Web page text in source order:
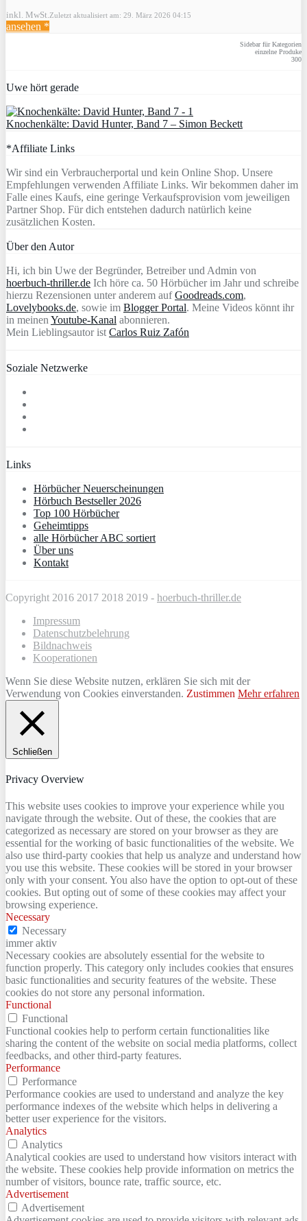
inkl. MwSt. Zuletzt aktualisiert am: 29. März 2026 04:15
ansehen *
Sidebar für Kategorien
einzelne Produke
300
Uwe hört gerade
Knochenkälte: David Hunter, Band 7 – Simon Beckett
*Affiliate Links
Wir sind ein Verbraucherportal und kein Online Shop. Unsere
Empfehlungen verwenden Affiliate Links. Wir bekommen daher im
Falle eines Kaufs, eine geringe Verkaufsprovision vom jeweiligen
Partner Shop. Für dich entstehen dadurch natürlich keine
zusätzlichen Kosten.
Über den Autor
Hi, ich bin Uwe der Begründer, Betreiber und Admin von
hoerbuch-thriller.de Ich höre ca. 50 Hörbücher im Jahr und schreibe
hierzu Rezensionen unter anderem aufGoodreads.com,
Lovelybooks.de, sowie im Blogger Portal. Meine Videos könnt ihr
in meinen Youtube-Kanal abonnieren.
Mein Lieblingsautor ist Carlos Ruiz Zafón
Soziale Netzwerke
Links
Hörbücher Neuerscheinungen
Hörbuch Bestseller 2026
Top 100 Hörbücher
Geheimtipps
alle Hörbücher ABC sortiert
Über uns
Kontakt
Copyright 2016 2017 2018 2019 - hoerbuch-thriller.de
Impressum
Datenschutzbelehrung
Bildnachweis
Kooperationen
Wenn Sie diese Website nutzen, erklären Sie sich mit der
Verwendung von Cookies einverstanden. Zustimmen Mehr erfahren
Schließen
Privacy Overview
This website uses cookies to improve your experience while you
navigate through the website. Out of these, the cookies that are
categorized as necessary are stored on your browser as they are
essential for the working of basic functionalities of the website. We
also use third-party cookies that help us analyze and understand how
you use this website. These cookies will be stored in your browser
only with your consent. You also have the option to opt-out of these
cookies. But opting out of some of these cookies may affect your
browsing experience.
Necessary
Necessary
immer aktiv
Necessary cookies are absolutely essential for the website to
function properly. This category only includes cookies that ensures
basic functionalities and security features of the website. These
cookies do not store any personal information.
Functional
Functional
Functional cookies help to perform certain functionalities like
sharing the content of the website on social media platforms, collect
feedbacks, and other third-party features.
Performance
Performance
Performance cookies are used to understand and analyze the key
performance indexes of the website which helps in delivering a
better user experience for the visitors.
Analytics
Analytics
Analytical cookies are used to understand how visitors interact with
the website. These cookies help provide information on metrics the
number of visitors, bounce rate, traffic source, etc.
Advertisement
Advertisement